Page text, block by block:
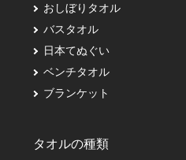
おしぼりタオル
バスタオル
日本てぬぐい
ベンチタオル
ブランケット
タオルの種類